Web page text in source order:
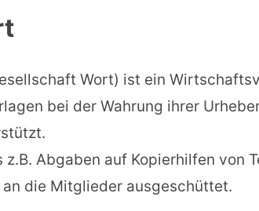
Wort) ist ein
bei der Wahrung ihrer
Abgaben auf Kopierhilfen von
die Mitglieder ausgeschüttet.